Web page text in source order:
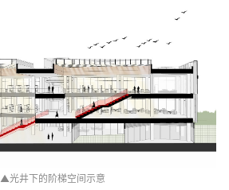
▲光井下的阶梯空间示意